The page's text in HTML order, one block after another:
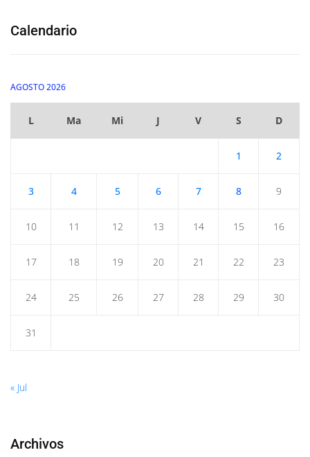
Calendario
AGOSTO 2026
L Ma Mi J V S D
1 2
3 4 5 6 7 8 9
10 11 12 13 14 15 16
17 18 19 20 21 22 23
24 25 26 27 28 29 30
31
« Jul
Archivos